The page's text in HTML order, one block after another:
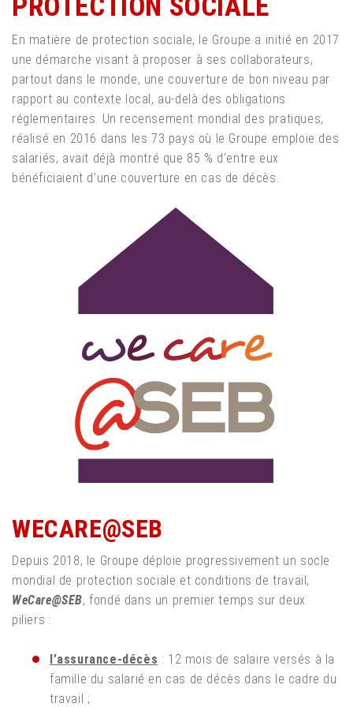
PROTECTION SOCIALE
En matière de protection sociale, le Groupe a initié en 2017
une démarche visant à proposer à ses collaborateurs,
partout dans le monde, une couverture de bon niveau par
rapport au contexte local, au-delà des obligations
réglementaires. Un recensement mondial des pratiques,
réalisé en 2016 dans les 73 pays où le Groupe emploie des
salariés, avait déjà montré que 85 % d’entre eux
bénéficiaient d’une couverture en cas de décès.
WECARE@SEB
Depuis 2018, le Groupe déploie progressivement un socle
mondial de protection sociale et conditions de travail,
WeCare@SEB, fondé dans un premier temps sur deux
piliers :
l’assurance-décès : 12 mois de salaire versés à la
famille du salarié en cas de décès dans le cadre du
travail ;